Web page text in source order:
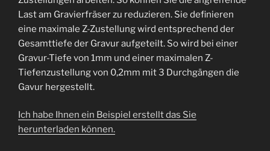
Last am Gravierfräser zu reduzieren. Sie definieren
eine maximale Z-Zustellung wird entsprechend der
Gesamttiefe der Gravur aufgeteilt. So wird bei einer
Gravur-Tiefe von 1mm und einer maximalen Z-
Tiefenzustellung von 0,2mm mit 3 Durchgängen die
Gavur hergestellt.
Ich habe Ihnen ein Beispiel erstellt das Sie
herunterladen können.